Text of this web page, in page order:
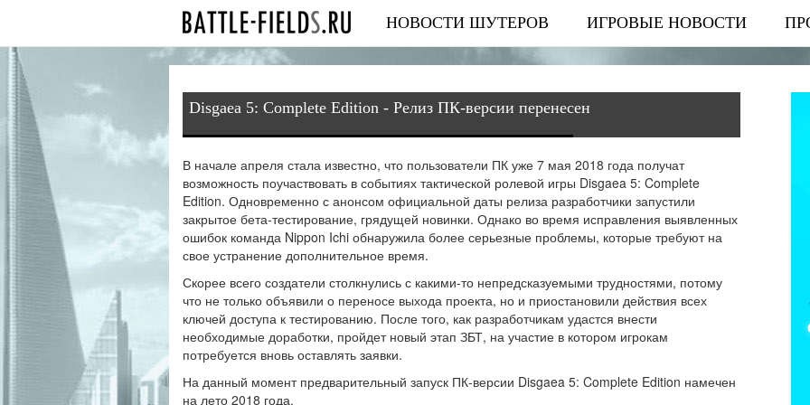
НОВОСТИ ШУТЕРОВ ИГРОВЫЕ НОВОСТИ
Disgaea 5: Complete Edition - Релиз ПК-версии перенесен
В начале апреля стала известно, что пользователи ПК уже 7 мая 2018 года получат
возможность поучаствовать в событиях тактической ролевой игры Disgaea 5: Complete
Edition. Одновременно с анонсом официальной даты релиза разработчики запустили
закрытое бета-тестирование, грядущей новинки. Однако во время исправления выявленных
ошибок команда Nippon Ichi обнаружила более серьезные проблемы, которые требуют на
свое устранение дополнительное время.
Скорее всего создатели столкнулись с какими-то непредсказуемыми трудностями, потому
что не только объявили о переносе выхода проекта, но и приостановили действия всех
ключей доступа к тестированию. После того, как разработчикам удастся внести
необходимые доработки, пройдет новый этап ЗБТ, на участие в котором игрокам
потребуется вновь оставлять заявки.
На данный момент предварительный запуск ПК-версии Disgaea 5: Complete Edition намечен
на лето 2018 года.